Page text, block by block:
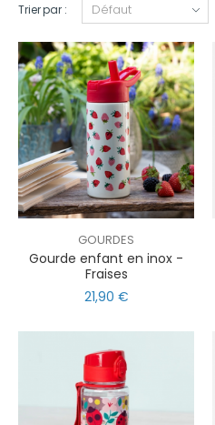
Trier par :
GOURDES
Gourde enfant en inox -
Fraises
21,90 €